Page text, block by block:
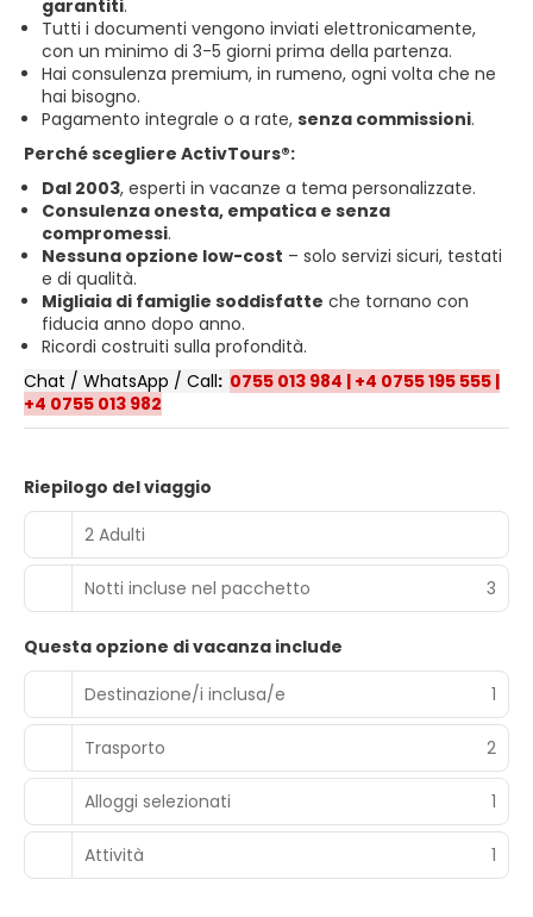
garantiti.
Tutti i documenti vengono inviati elettronicamente,
con un minimo di 3-5 giorni prima della partenza.
Hai consulenza premium, in rumeno, ogni volta che ne
hai bisogno.
Pagamento integrale o a rate, senza commissioni.
Perché scegliere ActivTours®:
Dal 2003, esperti in vacanze a tema personalizzate.
Consulenza onesta, empatica e senza
compromessi.
Nessuna opzione low-cost – solo servizi sicuri, testati
e di qualità.
Migliaia di famiglie soddisfatte che tornano con
fiducia anno dopo anno.
Ricordi costruiti sulla profondità.
Chat / WhatsApp / Call: 0755 013 984 | +4 0755 195 555 |
+4 0755 013 982
Riepilogo del viaggio
2 Adulti
Notti incluse nel pacchetto 3
Questa opzione di vacanza include
Destinazione/i inclusa/e
1
Trasporto 2
Alloggi selezionati 1
Attività 1